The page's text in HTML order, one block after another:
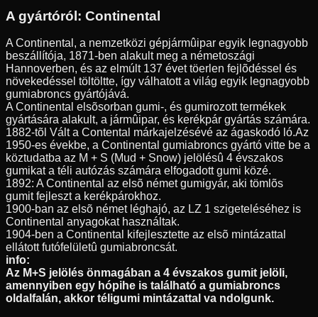
A gyártóról: Continental
A Continental, a nemzetközi gépjármûipar egyik legnagyobb
beszállítója, 1871-ben alakult meg a németoszági
Hannoverben, és az elmúlt 137 évet töerlen fejlõdéssel és
növekedéssel töltöltte, így válhatott a világ egyik legnagyobb
gumiabroncs gyártójává.
A Continental elsõsorban gumi-, és gumirozott termékek
gyártására alakult, a jármûipar, és kerékpár gyártás számára.
1882-tõl Vált a Contental márkajelzésévé az ágaskodó ló.Az
1950-es évekbe, a Continental gumiabroncs gyártó vitte be a
köztudatba az M + S (Mud + Snow) jelölésû 4 évszakos
gumikat a téli autózás számára elfogadott gumi közé.
1892: A Continental az elsõ német gumigyár, aki tömlõs
gumit fejleszt a kerékpárokhoz.
1900-ban az elsõ német léghajó, az LZ 1 szigeteléséhez is
Continental anyagokat használtak.
1904-ben a Continental kifejlesztette az elsõ mintázattal
ellátott futófelületû gumiabroncsát.
info:
Az M+S jelölés önmagában a 4 évszakos gumit jelöli,
amennyiben egy hópihe is található a gumiabroncs
oldalfalán, akkor téligumi mintázattal va ndolgunk.